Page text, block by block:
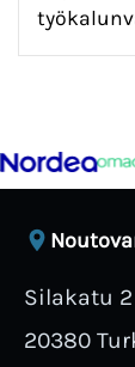
Silakatu 2
20380